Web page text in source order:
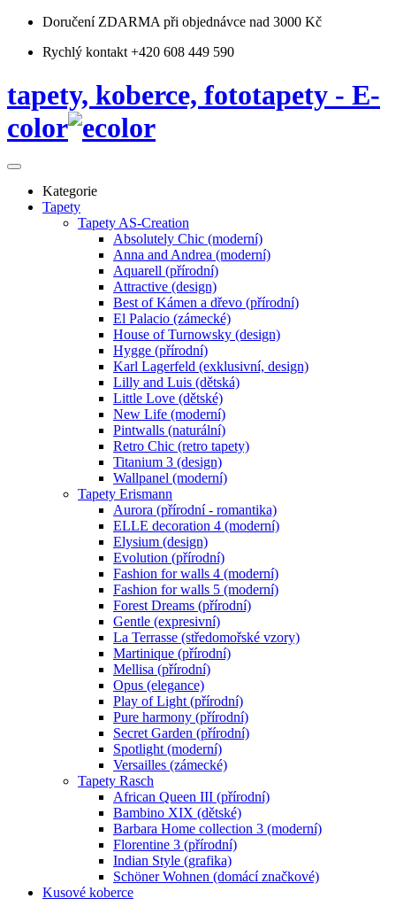
Doručení ZDARMA při objednávce nad 3000 Kč
Rychlý kontakt +420 608 449 590
tapety, koberce, fototapety - E-
color
Kategorie
Tapety
Tapety AS-Creation
Absolutely Chic (moderní)
Anna and Andrea (moderní)
Aquarell (přírodní)
Attractive (design)
Best of Kámen a dřevo (přírodní)
El Palacio (zámecké)
House of Turnowsky (design)
Hygge (přírodní)
Karl Lagerfeld (exklusivní, design)
Lilly and Luis (dětská)
Little Love (dětské)
New Life (moderní)
Pintwalls (naturální)
Retro Chic (retro tapety)
Titanium 3 (design)
Wallpanel (moderní)
Tapety Erismann
Aurora (přírodní - romantika)
ELLE decoration 4 (moderní)
Elysium (design)
Evolution (přírodní)
Fashion for walls 4 (moderní)
Fashion for walls 5 (moderní)
Forest Dreams (přírodní)
Gentle (expresivní)
La Terrasse (středomořské vzory)
Martinique (přírodní)
Mellisa (přírodní)
Opus (elegance)
Play of Light (přírodní)
Pure harmony (přírodní)
Secret Garden (přírodní)
Spotlight (moderní)
Versailles (zámecké)
Tapety Rasch
African Queen III (přírodní)
Bambino XIX (dětské)
Barbara Home collection 3 (moderní)
Florentine 3 (přírodní)
Indian Style (grafika)
Schöner Wohnen (domácí značkové)
Kusové koberce